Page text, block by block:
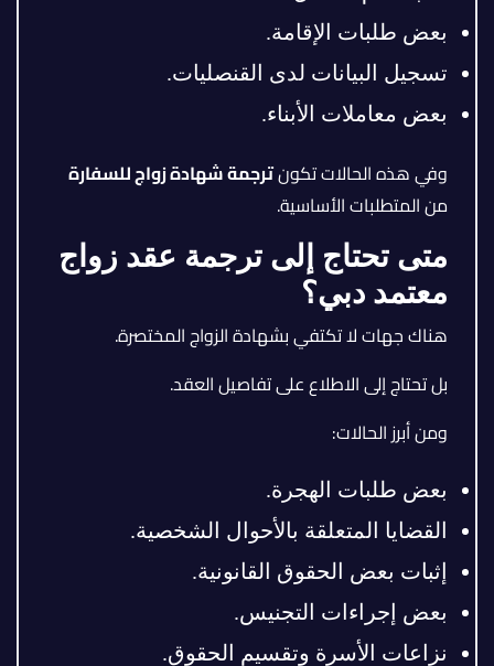
بعض طلبات الإقامة.
تسجيل البيانات لدى القنصليات.
بعض معاملات الأبناء.
وفي هذه الحالات تكونترجمة شهادة زواج للسفارة
من المتطلبات الأساسية.
متى تحتاج إلى ترجمة عقد زواج
معتمد دبي؟
هناك جهات لا تكتفي بشهادة الزواج المختصرة.
بل تحتاج إلى الاطلاع على تفاصيل العقد.
ومن أبرز الحالات:
بعض طلبات الهجرة.
القضايا المتعلقة بالأحوال الشخصية.
إثبات بعض الحقوق القانونية.
بعض إجراءات التجنيس.
نزاعات الأسرة وتقسيم الحقوق.